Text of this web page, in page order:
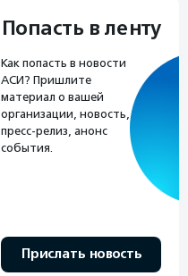
Попасть в ленту
Как попасть в новости
АСИ? Пришлите
материал о вашей
организации, новость,
пресс-релиз, анонс
события.
Прислать новость